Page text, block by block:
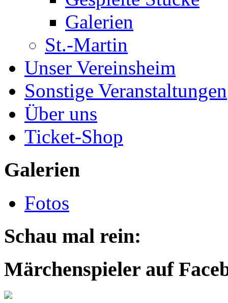
Galerien
St.-Martin
Unser Vereinsheim
Sonstige Veranstaltungen
Über uns
Ticket-Shop
Galerien
Fotos
Schau mal rein:
Märchenspieler auf